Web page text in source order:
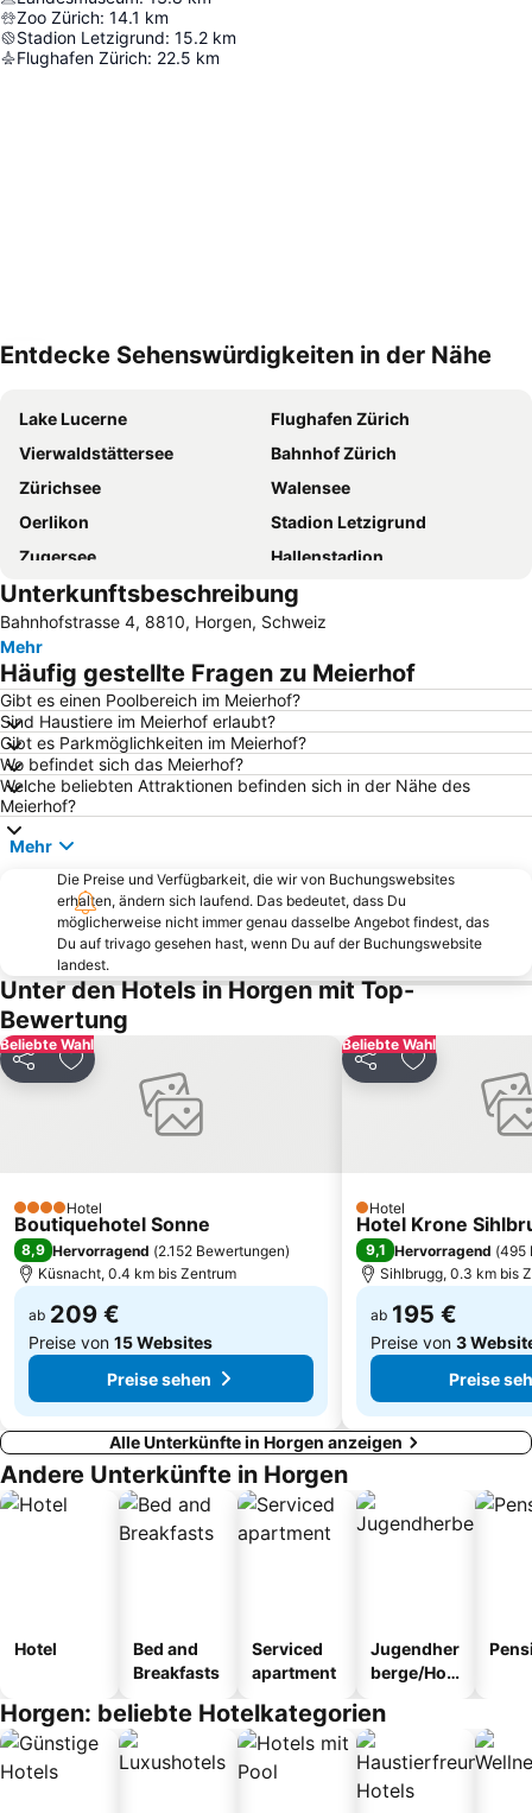
Zoo Zürich: 14.1 km
Stadion Letzigrund: 15.2 km
Flughafen Zürich: 22.5 km
Entdecke Sehenswürdigkeiten in der Nähe
Lake Lucerne
Flughafen Zürich
Vierwaldstättersee
Bahnhof Zürich
Zürichsee
Walensee
Oerlikon
Stadion Letzigrund
Zugersee
Hallenstadion
Pilatus
Altstetten
Rheinfall
Hauptbahnhof Luzern
Opernhaus
Bahnhof Schaffhausen
Seefeld
Hallwilersee
Altstadt Baden
Seepark
Alpamare
Wollishofen
Bahnhofstraße
Kartause Ittingen
MCH Messe Zürich
Altstadt Aarau
Braunwald
Enge
Bahnhof
Leimbach
Bahnhof Brugg
Kloster Einsiedeln
Skigebiet Melchsee-Frutt
Stadtmuseum Rapperswil-Jona
Schwamendingen-Mitte
Albisrieden
Hirslanden
Greifensee Rundweg
Unterkunftsbeschreibung
Bahnhofstrasse 4, 8810, Horgen, Schweiz
Mehr
Häufig gestellte Fragen zu Meierhof
Gibt es einen Poolbereich im Meierhof?
Sind Haustiere im Meierhof erlaubt?
Gibt es Parkmöglichkeiten im Meierhof?
Wo befindet sich das Meierhof?
Welche beliebten Attraktionen befinden sich in der Nähe des
Meierhof?
Mehr
Die Preise und Verfügbarkeit, die wir von Buchungswebsites
erhalten, ändern sich laufend. Das bedeutet, dass Du
möglicherweise nicht immer genau dasselbe Angebot findest, das
Du auf trivago gesehen hast, wenn Du auf der Buchungswebsite
landest.
Unter den Hotels in Horgen mit Top-
Bewertung
Beliebte Wahl
Teilen Zu Favoriten hinzufügen
4 SterneHotel
Boutiquehotel Sonne
8,9 Hervorragend (2.152 Bewertungen)
Küsnacht, 0.4 km bis Zentrum
ab 209 €
Preise von 15 Websites
Preise sehen
Beliebte Wahl
Teilen Zu Favoriten
1 Sterne
Hotel
Hotel Krone
9,1 Hervorragend (495
Sihlbrugg, 0.3 km bis
ab 195 €
Preise von 3
Preise
Alle Unterkünfte in Horgen anzeigen
Andere Unterkünfte in Horgen
Hotel
Bed and
Breakfasts
Serviced
apartment
Jugendher
berge/Hos
Horgen: beliebte Hotelkategorien